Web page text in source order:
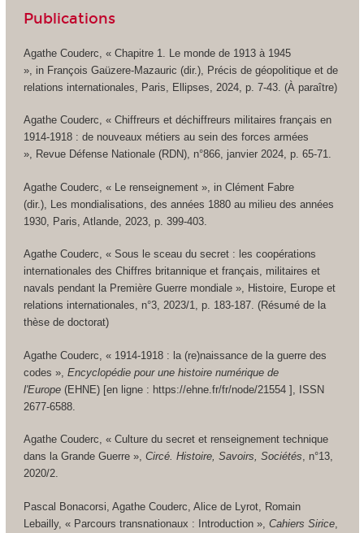
Publications
Agathe Couderc, « Chapitre 1. Le monde de 1913 à 1945
», inFrançois Gaüzere-Mazauric (dir.), Précis de géopolitique et de
relations internationales , Paris, Ellipses, 2024, p. 7-43. (À paraître)
Agathe Couderc, « Chiffreurs et déchiffreurs militaires français en
1914-1918 : de nouveaux métiers au sein des forces armées
», Revue Défense Nationale (RDN), n°866, janvier 2024, p. 65-71.
Agathe Couderc, « Le renseignement », inClément Fabre
(dir.), Les mondialisations, des années 1880 au milieu des années
1930, Paris, Atlande, 2023, p. 399-403.
Agathe Couderc, « Sous le sceau du secret : les coopérations
internationales des Chiffres britannique et français, militaires et
navals pendant la Première Guerre mondiale », Histoire, Europe et
relations internationales, n°3, 2023/1, p. 183-187. (Résumé de la
thèse de doctorat)
Agathe Couderc, « 1914-1918 : la (re)naissance de la guerre des
codes », Encyclopédie pour une histoire numérique de
l'Europe(EHNE) [en ligne : https://ehne.fr/fr/node/21554 ], ISSN
2677-6588.
Agathe Couderc, « Culture du secret et renseignement technique
dans la Grande Guerre », Circé. Histoire, Savoirs, Sociétés, n°13,
2020/2.
Pascal Bonacorsi, Agathe Couderc, Alice de Lyrot, Romain
Lebailly, « Parcours transnationaux : Introduction », Cahiers Sirice,